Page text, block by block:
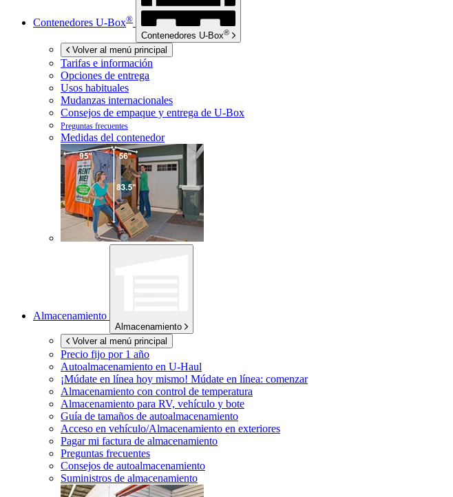
Contenedores U-Box®
Contenedores U-Box®
Volver al menú principal
Tarifas e información
Opciones de entrega
Usos habituales
Mudanzas internacionales
Consejos de empaque y entrega de U-Box
Preguntas frecuentes
Medidas del contenedor
Almacenamiento
Almacenamiento
Volver al menú principal
Precio fijo por 1 año
Autoalmacenamiento en U-Haul
¡Múdate en línea hoy mismo! Múdate en línea: comenzar
Almacenamiento con control de temperatura
Almacenamiento para RV, vehículo y bote
Guía de tamaños de autoalmacenamiento
Acceso en vehículo/Almacenamiento en exteriores
Pagar mi factura de almacenamiento
Preguntas frecuentes
Consejos de autoalmacenamiento
Suministros de almacenamiento